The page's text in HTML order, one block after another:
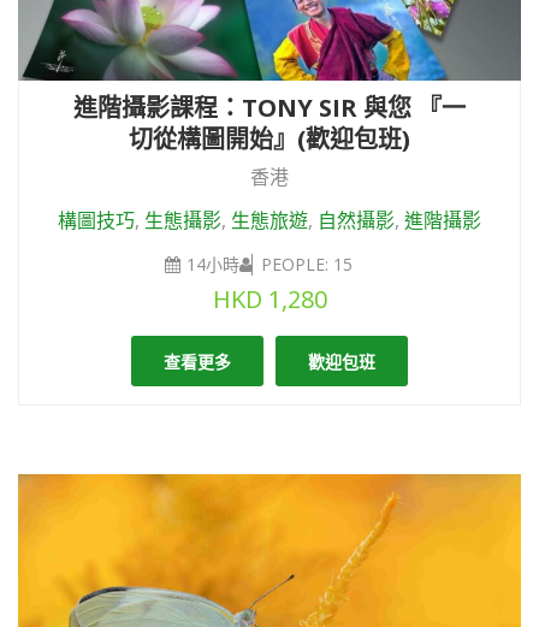
進階攝影課程：TONY SIR 與您 『一
切從構圖開始』(歡迎包班)
香港
構圖技巧, 生態攝影, 生態旅遊, 自然攝影, 進階攝影
14小時 PEOPLE: 15
HKD 1,280
查看更多 歡迎包班